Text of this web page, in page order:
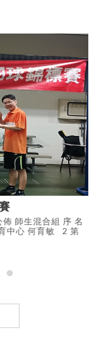
師生混合組 序 名
中心 何育敏 2 第
泓 教資中心 陳忠信
人資四甲 陳柏勛 3
第四名 企管一甲 洪